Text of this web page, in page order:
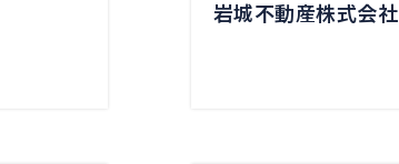
岩城不動産株式会社